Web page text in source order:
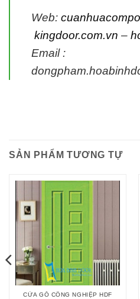
Web:
kingdoor.com.vn –
Email :
SẢN PHẨM TƯƠNG TỰ
CỬA GỖ CÔNG NGHIỆP HDF